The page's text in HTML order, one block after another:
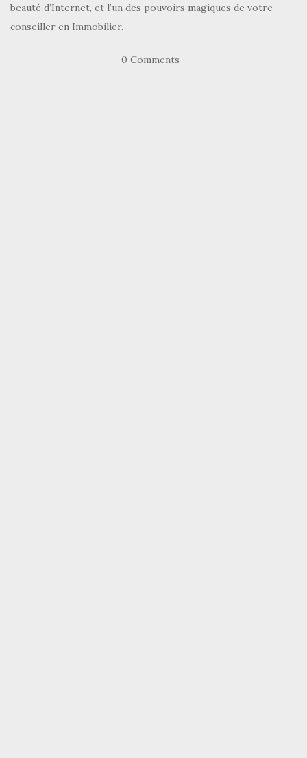
beauté d’Internet, et l’un des pouvoirs magiques de votre
conseiller en Immobilier.
0 Comments